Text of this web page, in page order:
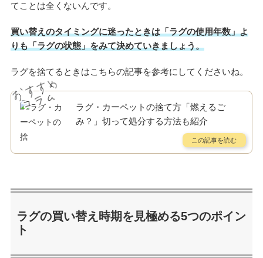
てことは全くないんです。
買い替えのタイミングに迷ったときは「ラグの使用年数」よ
りも「ラグの状態」をみて決めていきましょう。
ラグを捨てるときはこちらの記事を参考にしてくださいね。
ラグ・カーペットの捨て方「燃えるご
み？」切って処分する方法も紹介
ラグの買い替え時期を見極める5つのポイン
ト